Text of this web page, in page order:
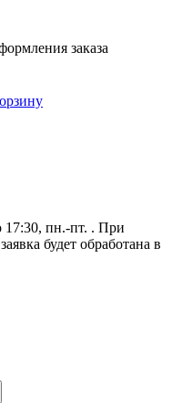
заказа
пн.-пт. . При
будет обработана в